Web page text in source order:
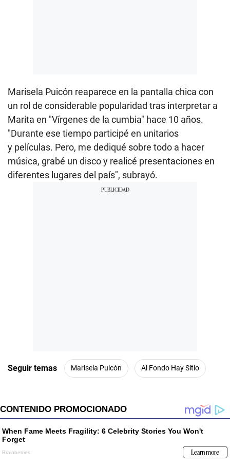
Marisela Puicón reaparece en la pantalla chica con
un rol de considerable popularidad tras interpretar a
Marita en "Vírgenes de la cumbia" hace 10 años.
"Durante ese tiempo participé en unitarios
y películas. Pero, me dediqué sobre todo a hacer
música, grabé un disco y realicé presentaciones en
diferentes lugares del país", subrayó.
Seguir temas Marisela Puicón Al Fondo Hay Sitio